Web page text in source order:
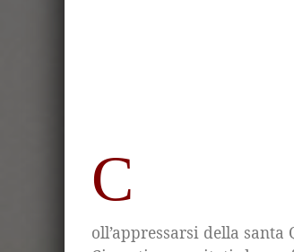
C
oll’appressarsi della